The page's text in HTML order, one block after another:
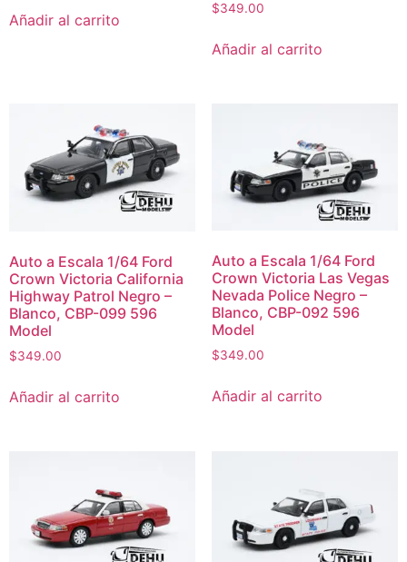
Añadir al carrito
$349.00
Añadir al carrito
Auto a Escala 1/64 Ford
Crown Victoria California
Highway Patrol Negro –
Blanco, CBP-099 596
Model
$349.00
Añadir al carrito
Auto a Escala 1/64 Ford
Crown Victoria Las Vegas
Nevada Police Negro –
Blanco, CBP-092 596
Model
$349.00
Añadir al carrito